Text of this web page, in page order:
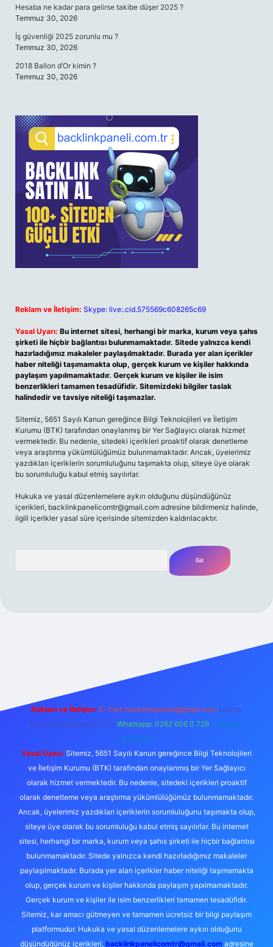
Hesaba ne kadar para gelirse takibe düşer 2025 ?
Temmuz 30, 2026
İş güvenliği 2025 zorunlu mu ?
Temmuz 30, 2026
2018 Ballon d’Or kimin ?
Temmuz 30, 2026
Reklam ve İletişim: Skype: live:.cid.575569c608265c69
Yasal Uyarı: Bu internet sitesi, herhangi bir marka, kurum veya şahıs
şirketi ile hiçbir bağlantısı bulunmamaktadır. Sitede yalnızca kendi
hazırladığımız makaleler paylaşılmaktadır. Burada yer alan içerikler
haber niteliği taşımamakta olup, gerçek kurum ve kişiler hakkında
paylaşım yapılmamaktadır. Gerçek kurum ve kişiler ile isim
benzerlikleri tamamen tesadüfidir. Sitemizdeki bilgiler taslak
halindedir ve tavsiye niteliği taşımazlar.
Sitemiz, 5651 Sayılı Kanun gereğince Bilgi Teknolojileri ve İletişim
Kurumu (BTK) tarafından onaylanmış bir Yer Sağlayıcı olarak hizmet
vermektedir. Bu nedenle, sitedeki içerikleri proaktif olarak denetleme
veya araştırma yükümlülüğümüz bulunmamaktadır. Ancak, üyelerimiz
yazdıkları içeriklerin sorumluluğunu taşımakta olup, siteye üye olarak
bu sorumluluğu kabul etmiş sayılırlar.
Hukuka ve yasal düzenlemelere aykırı olduğunu düşündüğünüz
içerikleri, backlinkpanelicomtr@gmail.com adresine bildirmeniz halinde,
ilgili içerikler yasal süre içerisinde sitemizden kaldırılacaktır.
Reklam ve İletişim: E-mail: backlinkpaneli@gmail.com Teams:
forumhizmeti@gmail.com Whatsapp: 0262 606 0 726 Telegram:
@karabul
Yasal Uyarı: Sitemiz, 5651 Sayılı Kanun gereğince Bilgi Teknolojileri
ve İletişim Kurumu (BTK) tarafından onaylanmış bir Yer Sağlayıcı
olarak hizmet vermektedir. Bu nedenle, sitedeki içerikleri proaktif
olarak denetleme veya araştırma yükümlülüğümüz bulunmamaktadır.
Ancak, üyelerimiz yazdıkları içeriklerin sorumluluğunu taşımakta olup,
siteye üye olarak bu sorumluluğu kabul etmiş sayılırlar. Bu internet
sitesi, herhangi bir marka, kurum veya şahıs şirketi ile hiçbir bağlantısı
bulunmamaktadır. Sitede yalnızca kendi hazırladığımız makaleler
paylaşılmaktadır. Burada yer alan içerikler haber niteliği taşımamakta
olup, gerçek kurum ve kişiler hakkında paylaşım yapılmamaktadır.
Gerçek kurum ve kişiler ile isim benzerlikleri tamamen tesadüfidir.
Sitemiz, kar amacı gütmeyen ve tamamen ücretsiz bir bilgi paylaşım
platformudur. Hukuka ve yasal düzenlemelere aykırı olduğunu
düşündüğünüz içerikleri, backlinkpanelicomtr@gmail.comadresine